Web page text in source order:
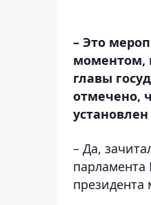
– Это
моментом,
главы
отмечено,
– Да,